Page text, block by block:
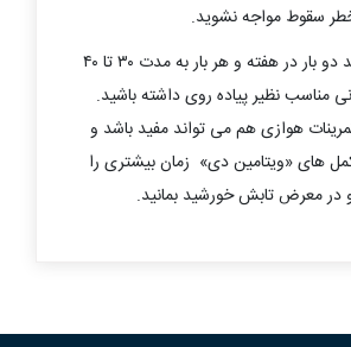
سقوط مواجه نشوید.
همواره تلاش کنید دو بار در هفته و هر بار به مدت ۳۰ تا ۴۰
مناسب نظیر پیاده روی داشته باشید.
هوازی هم می تواند مفید باشد و
های «ویتامین دی» زمان بیشتری را
در معرض تابش خورشید بمانید.